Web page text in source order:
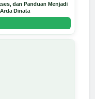
dan Panduan Menjadi
Dinata